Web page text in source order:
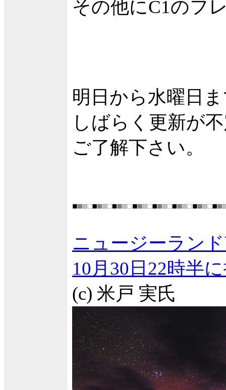
その他にC1のフ
明日から水曜日
しばらく更新が
ご了解下さい。
ニュージーラン
10月30日22時半
(c) 米戸 実氏